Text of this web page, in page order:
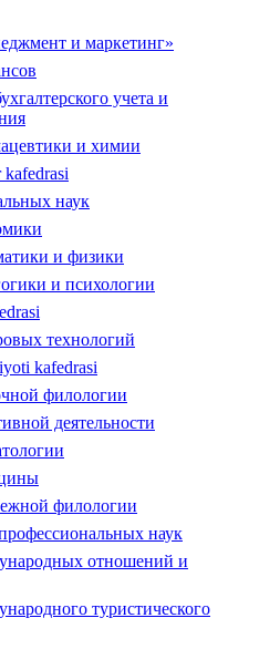
и маркетинг»
учета и
и химии
наук
и физики
и психологии
технологий
kafedrasi
филологии
деятельности
филологии
наук
отношений и
туристического